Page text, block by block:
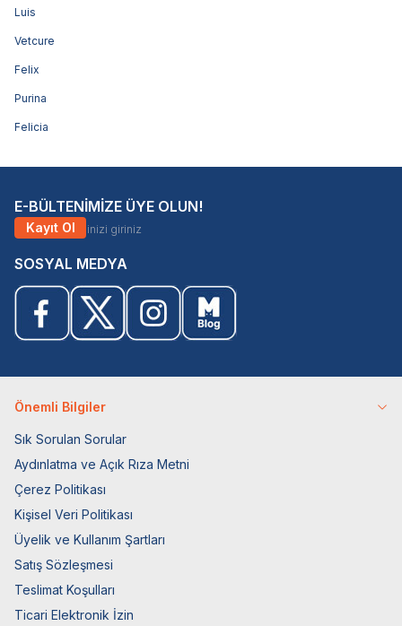
Luis
Vetcure
Felix
Purina
Felicia
E-BÜLTENİMİZE ÜYE OLUN!
Kayıt Ol
SOSYAL MEDYA
Önemli Bilgiler
Sık Sorulan Sorular
Aydınlatma ve Açık Rıza Metni
Çerez Politikası
Kişisel Veri Politikası
Üyelik ve Kullanım Şartları
Satış Sözleşmesi
Teslimat Koşulları
Ticari Elektronik İzin